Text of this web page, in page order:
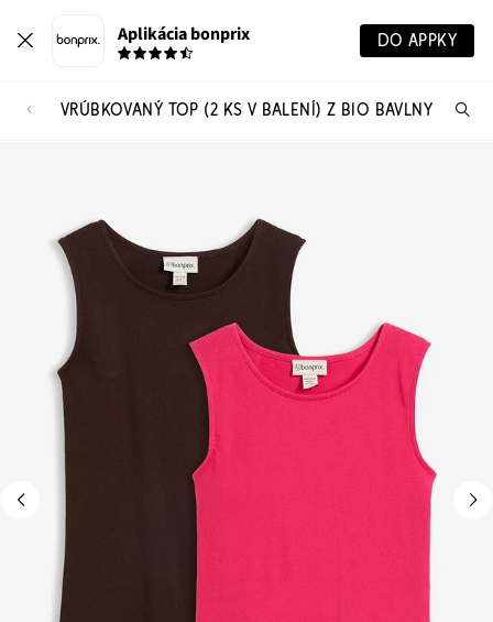
Aplikácia bonprix DO APPKY
VRÚBKOVANÝ TOP (2 KS V BALENÍ) Z BIO BAVLNY